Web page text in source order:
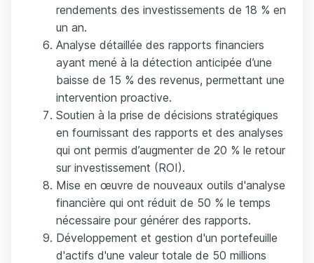
rendements des investissements de 18 % en
un an.
Analyse détaillée des rapports financiers
ayant mené à la détection anticipée d’une
baisse de 15 % des revenus, permettant une
intervention proactive.
Soutien à la prise de décisions stratégiques
en fournissant des rapports et des analyses
qui ont permis d’augmenter de 20 % le retour
sur investissement (ROI).
Mise en œuvre de nouveaux outils d'analyse
financière qui ont réduit de 50 % le temps
nécessaire pour générer des rapports.
Développement et gestion d'un portefeuille
d'actifs d'une valeur totale de 50 millions